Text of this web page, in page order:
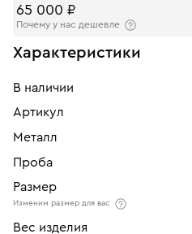
65 000 ₽
Почему у нас дешевле
Характеристики
В наличии
Артикул
Металл
Проба
Размер
Изменим размер для вас
Вес изделия